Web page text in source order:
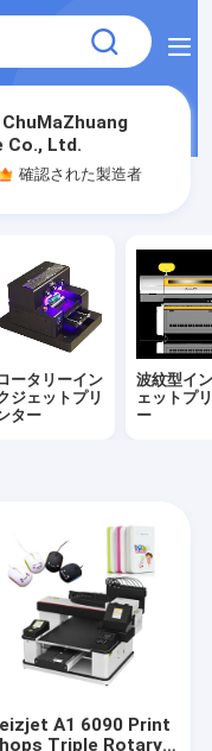
Co., Ltd.
確認された製造者
ータリーイン
ジェットプリ
ター
波紋型イ
ェットプ
ー
A1 6090 Print
Triple Rotary